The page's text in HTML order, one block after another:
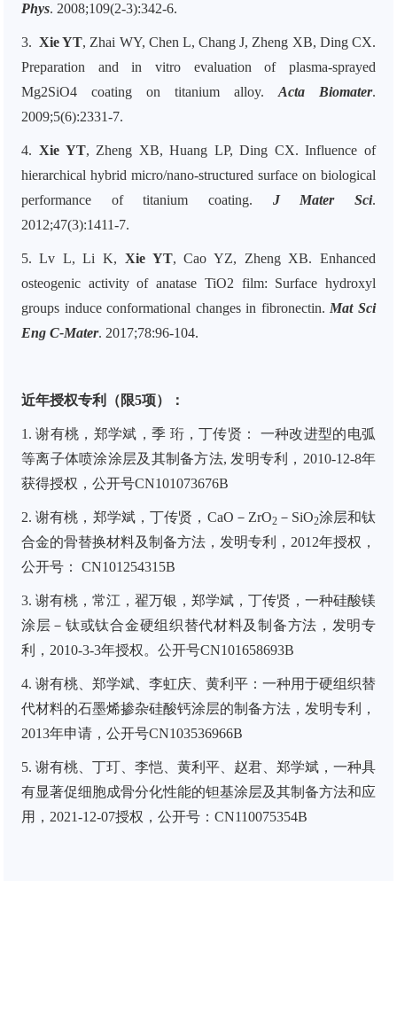
Phys. 2008;109(2-3):342-6.
3. Xie YT, Zhai WY, Chen L, Chang J, Zheng XB, Ding CX.
Preparation and in vitro evaluation of plasma-sprayed
Mg2SiO4 coating on titanium alloy. Acta Biomater.
2009;5(6):2331-7.
4. Xie YT, Zheng XB, Huang LP, Ding CX. Influence of
hierarchical hybrid micro/nano-structured surface on biological
performance of titanium coating. J Mater Sci.
2012;47(3):1411-7.
5. Lv L, Li K, Xie YT, Cao YZ, Zheng XB. Enhanced
osteogenic activity of anatase TiO2 film: Surface hydroxyl
groups induce conformational changes in fibronectin. Mat Sci
Eng C-Mater. 2017;78:96-104.
近年授权专利（限5项）：
1. 谢有桃，郑学斌，季 珩，丁传贤： 一种改进型的电弧
等离子体喷涂涂层及其制备方法, 发明专利， 2010-12-8年
获得授权，公开号CN101073676B
2. 谢有桃，郑学斌，丁传贤， CaO － ZrO2－ SiO2涂层和钛
合金的骨替换材料及制备方法，发明专利， 2012年授权，
公开号：
CN101254315B
3. 谢有桃，常江，翟万银，郑学斌，丁传贤，一种硅酸镁
涂层－钛或钛合金硬组织替代材料及制备方法，发明专
利， 2010-3-3年授权。公开号CN101658693B
4. 谢有桃、郑学斌、李虹庆、黄利平：一种用于硬组织替
代材料的石墨烯掺杂硅酸钙涂层的制备方法，发明专利，
2013年申请，公开号CN103536966B
5. 谢有桃、丁玎、李恺、黄利平、赵君、郑学斌，一种具
有显著促细胞成骨分化性能的钽基涂层及其制备方法和应
用， 2021-12-07授权，公开号： CN110075354B